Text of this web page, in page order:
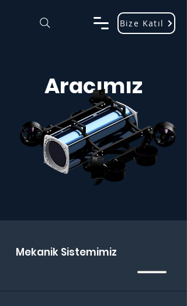
Bize Katıl
Aracımız
Mekanik Sistemimiz